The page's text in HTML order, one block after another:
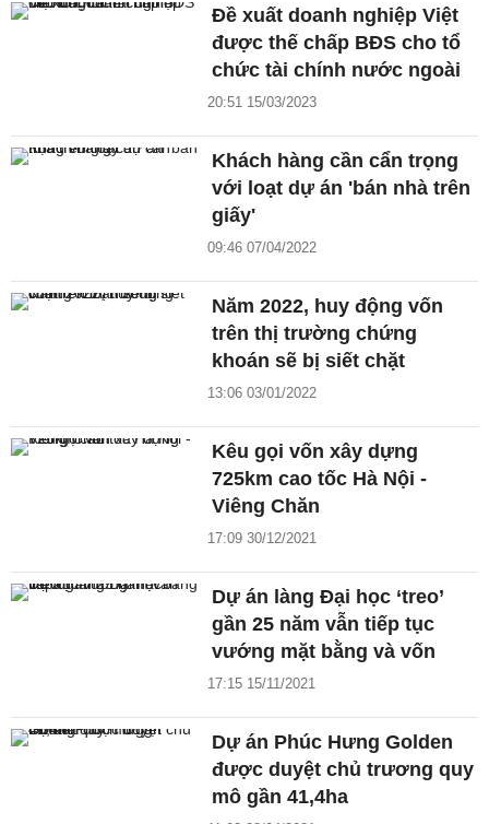
Đề xuất doanh nghiệp Việt
được thế chấp BĐS cho tổ
chức tài chính nước ngoài
20:51 15/03/2023
Khách hàng cần cẩn trọng
với loạt dự án 'bán nhà trên
giấy'
09:46 07/04/2022
Năm 2022, huy động vốn
trên thị trường chứng
khoán sẽ bị siết chặt
13:06 03/01/2022
Kêu gọi vốn xây dựng
725km cao tốc Hà Nội -
Viêng Chăn
17:09 30/12/2021
Dự án làng Đại học ‘treo’
gần 25 năm vẫn tiếp tục
vướng mặt bằng và vốn
17:15 15/11/2021
Dự án Phúc Hưng Golden
được duyệt chủ trương quy
mô gần 41,4ha